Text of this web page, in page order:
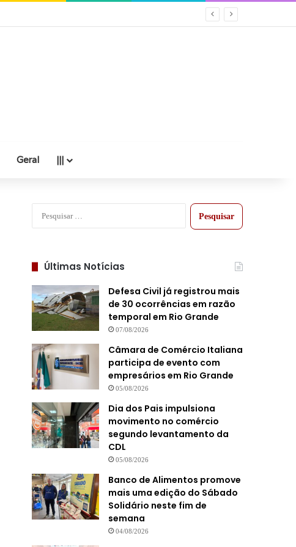
Geral |||
Pesquisar
Últimas Notícias
Defesa Civil já registrou mais
de 30 ocorrências em razão
temporal em Rio Grande
07/08/2026
Câmara de Comércio Italiana
participa de evento com
empresários em Rio Grande
05/08/2026
Dia dos Pais impulsiona
movimento no comércio
segundo levantamento da
CDL
05/08/2026
Banco de Alimentos promove
mais uma edição do Sábado
Solidário neste fim de
semana
04/08/2026